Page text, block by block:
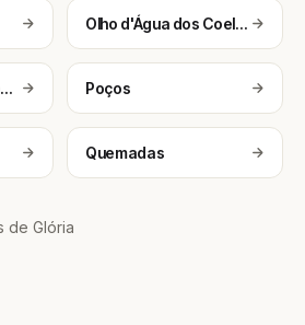
Olho d'Água dos Coelhos
Olhos d'Água dos Souza Poços
Quemadas
de Glória